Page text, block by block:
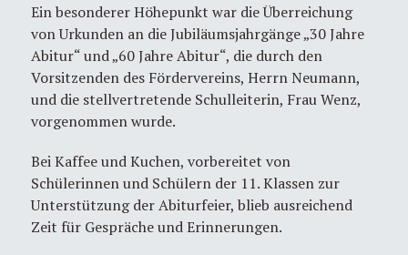
Ein besonderer Höhepunkt war die Überreichung
von Urkunden an die Jubiläumsjahrgänge „30 Jahre
Abitur“ und „60 Jahre Abitur“, die durch den
Vorsitzenden des Fördervereins, Herrn Neumann,
und die stellvertretende Schulleiterin, Frau Wenz,
vorgenommen wurde.
Bei Kaffee und Kuchen, vorbereitet von
Schülerinnen und Schülern der 11. Klassen zur
Unterstützung der Abiturfeier, blieb ausreichend
Zeit für Gespräche und Erinnerungen.